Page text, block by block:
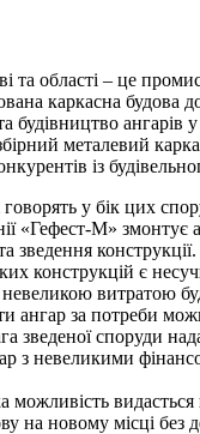
та області – це
каркасна будова
ангарів
металевий
із
у бік цих
«Гефест-М» змонтує
зведення
конструкцій є
витратою
ангар за потреби
зведеної споруди
з невеликими
можливість
на новому місці без